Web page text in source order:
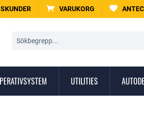
VARUKORG
UTILITIES